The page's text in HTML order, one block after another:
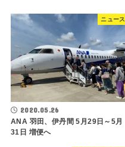
ニュース
2020.05.26
ANA 羽田、伊丹間 5月29日～5月
31日 増便へ